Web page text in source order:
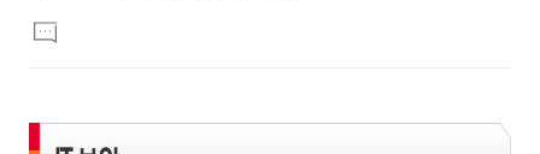
츠
문
댓
글